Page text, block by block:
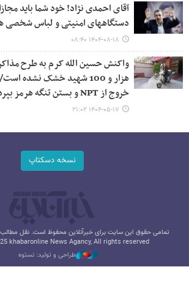
آقای احمدی نژاد! خود شما باید
دستگاههای امنیتی و لباس شخصی
۱۴۰۴-۰۸-۱۸ ۰۸:۴۰
واکنش حسین الله کرم به طرح
هزار و 100 شهید خشک نشده
خروج از NPT و بستن تنگه هرمز بپردازید
۱۴۰۴-۰۵-۱۷ ۲۱:۰۲
نسخه دسکتاپ
تمامی حقوق این سایت برای خبرآنلاین محفوظ است. نقل مطالب
khabaronline News Agancy, All rights reserved
طراحی و تولید: نستوه